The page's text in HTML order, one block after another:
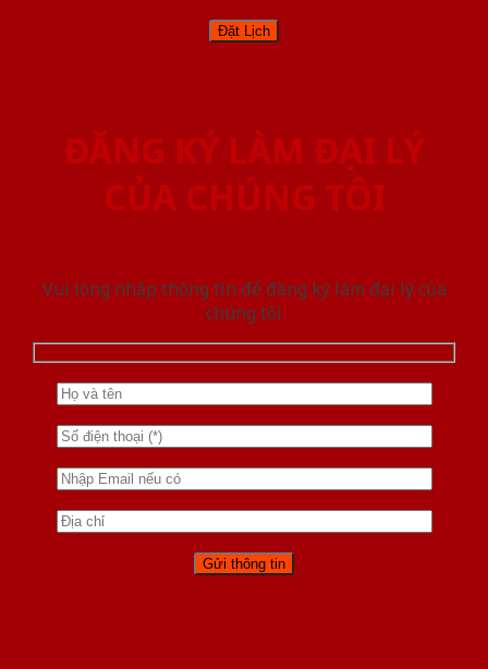
ĐĂNG KÝ LÀM ĐẠI LÝ
CỦA CHÚNG TÔI
Vui lòng nhập thông tin để đăng ký làm đại lý của
chúng tôi